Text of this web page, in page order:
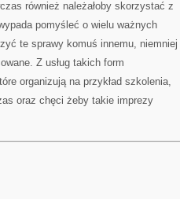
również należałoby skorzystać z
pomyśleć o wielu ważnych
te sprawy komuś innemu, niemniej
Z usług takich form
organizują na przykład szkolenia,
oraz chęci żeby takie imprezy